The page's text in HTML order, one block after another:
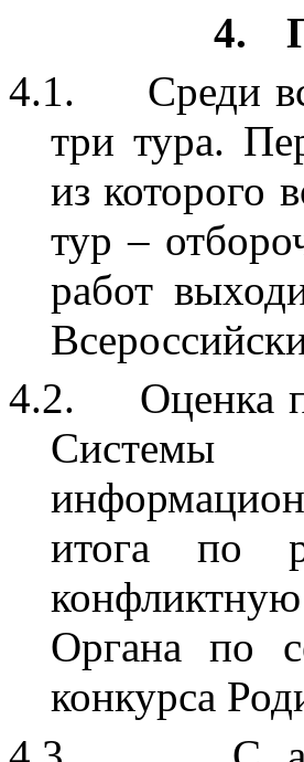
4.
4.1.
Среди
три тура.
из которого
тур –
работ
4.2.
Оценка
Системы
итога по
Органа по
конкурса